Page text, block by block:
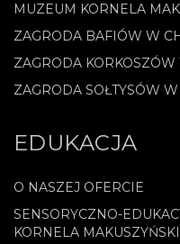
MUZEUM KORNELA
ZAGRODA BAFIÓW W
ZAGRODA
ZAGRODA SOŁTYSÓW
EDUKACJA
O NASZEJ OFERCIE
SENSORYCZNO-
KORNELA